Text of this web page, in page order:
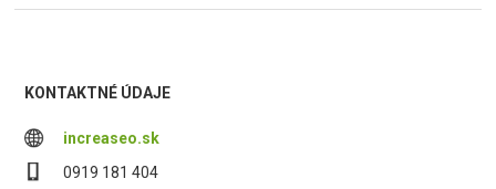
KONTAKTNÉ ÚDAJE
increaseo.sk
0919 181 404